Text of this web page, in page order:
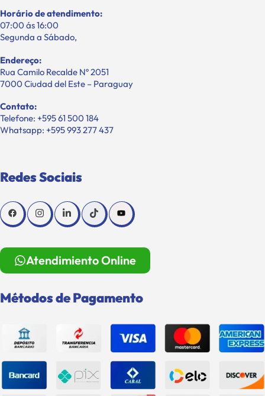
Horário de atendimento:
07:00 ás 16:00
Segunda a Sábado,
Endereço:
Rua Camilo Recalde Nº 2051
7000 Ciudad del Este – Paraguay
Contato:
Telefone: +595 61 500 184
Whatsapp: +595 993 277 437
Redes Sociais
Atendimiento Online
Métodos de Pagamento